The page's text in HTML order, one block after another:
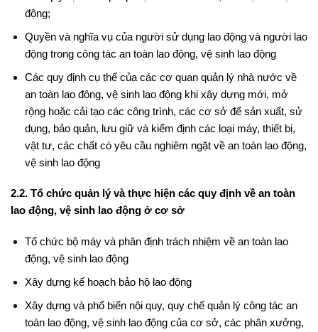
động;
Quyền và nghĩa vụ của người sử dụng lao động và người lao
động trong công tác an toàn lao động, vệ sinh lao động
Các quy định cụ thể của các cơ quan quản lý nhà nước về
an toàn lao động, vệ sinh lao động khi xây dựng mới, mở
rộng hoặc cải tạo các công trình, các cơ sở để sản xuất, sử
dụng, bảo quản, lưu giữ và kiểm định các loại máy, thiết bị,
vật tư, các chất có yêu cầu nghiêm ngặt về an toàn lao động,
vệ sinh lao động
2.2. Tổ chức quản lý và thực hiện các quy định về an toàn
lao động, vệ sinh lao động ở cơ sở
Tổ chức bộ máy và phân định trách nhiệm về an toàn lao
động, vệ sinh lao động
Xây dựng kế hoạch bảo hộ lao động
Xây dựng và phổ biến nội quy, quy chế quản lý công tác an
toàn lao động, vệ sinh lao động của cơ sở, các phân xưởng,